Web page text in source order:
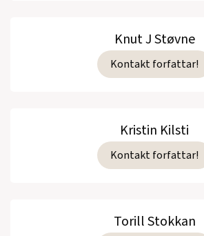
Knut J Støvne
Kontakt forfattar!
Kristin Kilsti
Kontakt forfattar!
Torill Stokkan